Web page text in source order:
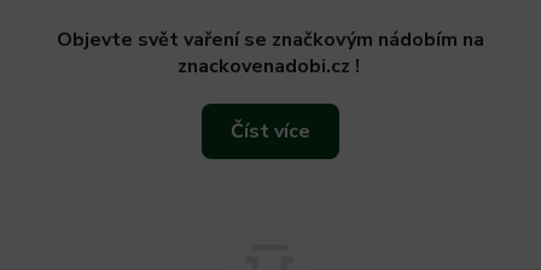
Objevte svět vaření se značkovým nádobím na
znackovenadobi.cz !
Číst více